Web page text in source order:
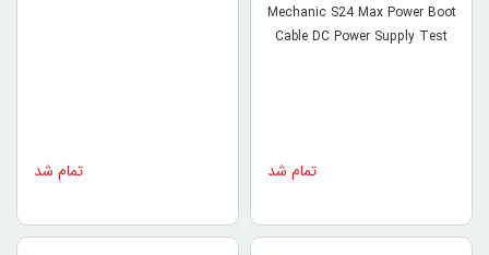
Mechanic S24 Max Power Boot
Cable DC Power Supply Test
تمام شد تمام شد